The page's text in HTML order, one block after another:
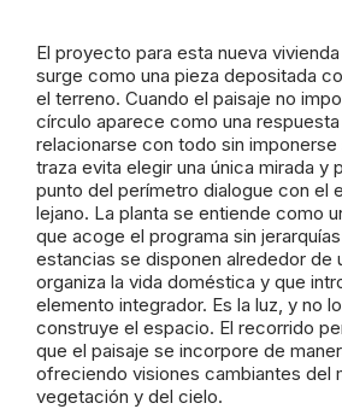
El proyecto para esta nueva
surge como una pieza depositada
el terreno. Cuando el paisaje no
círculo aparece como una
relacionarse con todo sin imponerse
traza evita elegir una única mirada y
punto del perímetro dialogue con el
lejano. La planta se entiende como
que acoge el programa sin
estancias se disponen alrededor de
organiza la vida doméstica y que
elemento integrador. Es la luz, y no
construye el espacio. El recorrido
que el paisaje se incorpore de
ofreciendo visiones cambiantes del
vegetación y del cielo.